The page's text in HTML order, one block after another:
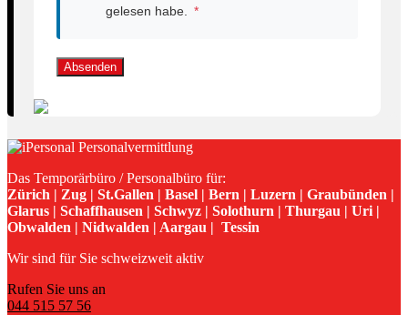
gelesen habe. *
Absenden
Das Temporärbüro / Personalbüro für:
Zürich | Zug | St.Gallen | Basel | Bern | Luzern | Graubünden |
Glarus | Schaffhausen | Schwyz | Solothurn | Thurgau | Uri |
Obwalden | Nidwalden | Aargau | Tessin
Wir sind für Sie schweizweit aktiv
Rufen Sie uns an
044 515 57 56